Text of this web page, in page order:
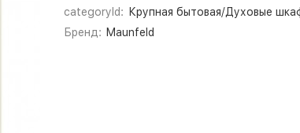
categoryId:
Крупная бытовая/Духовые
Бренд: Maunfeld